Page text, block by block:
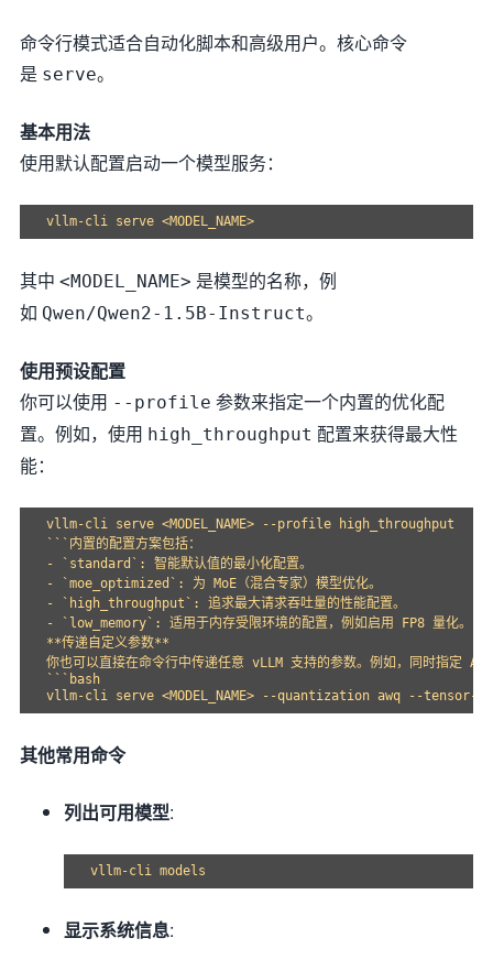
命令行模式适合自动化脚本和高级用户。核心命令
是 serve。
基本用法
使用默认配置启动一个模型服务：
其中 <MODEL_NAME> 是模型的名称，例
如 Qwen/Qwen2-1.5B-Instruct。
使用预设配置
你可以使用 --profile 参数来指定一个内置的优化配
置。例如，使用 high_throughput 配置来获得最大性
能：
vllm-cli serve <MODEL_NAME> --profile high_throughput
```内置的配置方案包括：
- `standard`: 智能默认值的最小化配置。
- `moe_optimized`: 为 MoE（混合专家）模型优化。
- `high_throughput`: 追求最大请求吞吐量的性能配置。
- `low_memory`: 适用于内存受限环境的配置，例如启用 FP8 量化。
**传递自定义参数**
你也可以直接在命令行中传递任意 vLLM 支持的参数。例如，同时指定
```bash
其他常用命令
列出可用模型:
显示系统信息: